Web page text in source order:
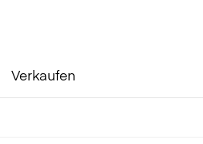
Verkaufen